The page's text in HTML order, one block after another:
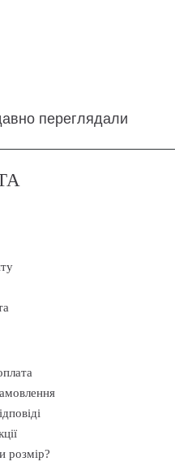
переглядали
розмір?